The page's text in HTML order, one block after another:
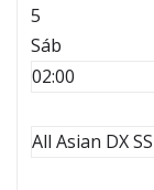
5
Sáb
02:00
All Asian DX